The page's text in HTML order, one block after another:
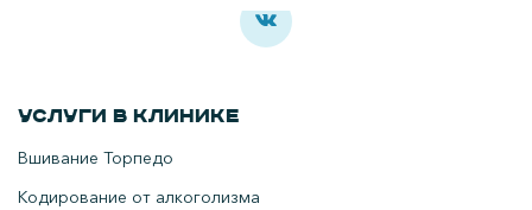
Услуги в клинике
Вшивание Торпедо
Кодирование от алкоголизма